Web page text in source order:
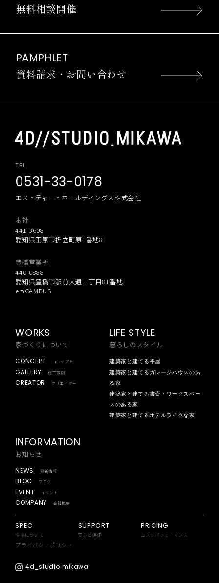
無料相談開催
PAMPHLET
資料請求・お問い合わせ
TEL
0531-33-0178
エス・ティー・ホールディングス株式会社
本社
441-3608
愛知県田原市折立町原1番地8
豊橋営業所
440-0888
愛知県豊橋市駅前大通二丁目81番地
emCAMPUS
WORKS
家づくりについて
CONCEPT コンセプト
GALLERY 施工事例
CREATOR クリエイター
LIFE STYLE
暮らしのスタイル
建築家と建てる平屋
建築家と建てるガレージハウスのあ
る家
建築家と建てる書斎・ワークスペー
スのある家
建築家と建てるホテルライクな家
INFORMATION
お知らせ
NEWS 最新情報
BLOG ブログ
EVENT イベント
COMPANY 会社概要
4d_studio.mikawa
SPEC
性能について
SUPPORT
安心と保証
PRICING
コストパフォーマンス
プライバシーポリシー